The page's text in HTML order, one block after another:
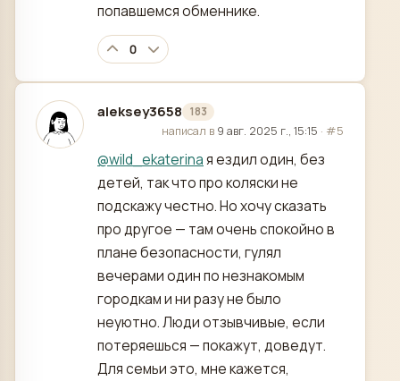
попавшемся обменнике.
0
aleksey3658 183
отредактировано
написал в 9 авг. 2025 г., 15:15 · #5
@wild_ekaterinaя ездил один, без
детей, так что про коляски не
подскажу честно. Но хочу сказать
про другое — там очень спокойно в
плане безопасности, гулял
вечерами один по незнакомым
городкам и ни разу не было
неуютно. Люди отзывчивые, если
потеряешься — покажут, доведут.
Для семьи это, мне кажется,